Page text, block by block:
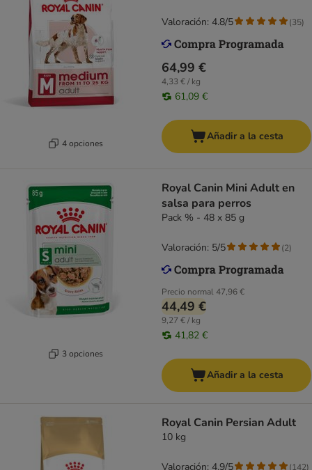
4 opciones
64,99 €
4,33 € / kg
61,09 €
Valoración: 4.8/5 (35)
Añadir a la cesta
3 opciones
Royal Canin Mini Adult en
salsa para perros
Pack % - 48 x 85 g
Precio normal47,96 €
44,49 €
9,27 € / kg
41,82 €
Valoración: 5/5 (2)
Añadir a la cesta
Royal Canin Persian Adult
10 kg
Valoración: 4.9/5 (142)